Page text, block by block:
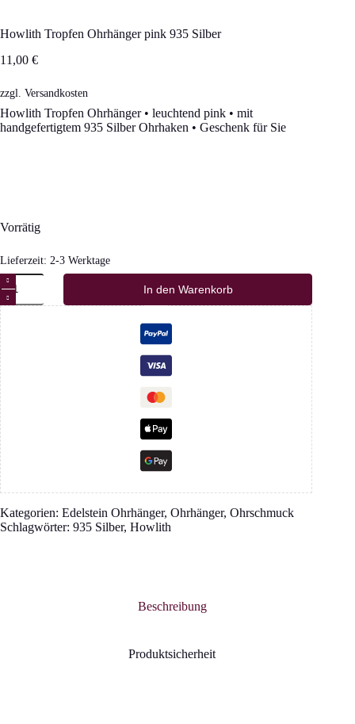
Howlith Tropfen Ohrhänger pink 935 Silber
11,00 €
zzgl. Versandkosten
Howlith Tropfen Ohrhänger • leuchtend pink • mit
handgefertigtem 935 Silber Ohrhaken • Geschenk für Sie
Vorrätig
Lieferzeit: 2-3 Werktage
Howlith
Tropfen
Ohrhänger
pink
935
Silber
Menge
In den Warenkorb
Kategorien: Edelstein Ohrhänger, Ohrhänger, Ohrschmuck
Schlagwörter: 935 Silber, Howlith
Beschreibung
Produktsicherheit